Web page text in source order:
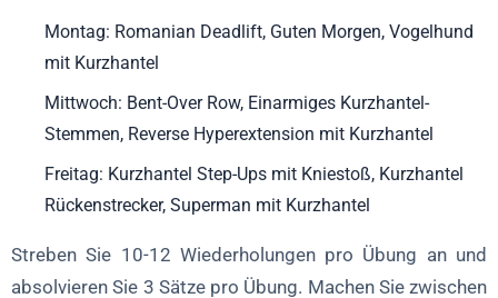
Montag: Romanian Deadlift, Guten Morgen, Vogelhund
mit Kurzhantel
Mittwoch: Bent-Over Row, Einarmiges Kurzhantel-
Stemmen, Reverse Hyperextension mit Kurzhantel
Freitag: Kurzhantel Step-Ups mit Kniestoß, Kurzhantel
Rückenstrecker, Superman mit Kurzhantel
Streben Sie 10-12 Wiederholungen pro Übung an und
absolvieren Sie 3 Sätze pro Übung. Machen Sie zwischen